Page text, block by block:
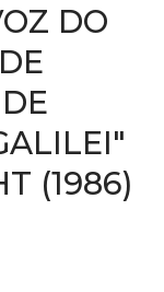
DO
(1986)